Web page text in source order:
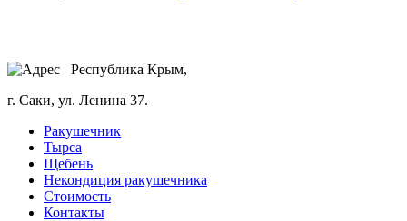
Республика Крым,
г. Саки, ул. Ленина 37.
Ракушечник
Тырса
Щебень
Некондиция ракушечника
Стоимость
Контакты